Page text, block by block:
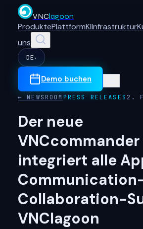
VNClagoon
ProduktePlattformKIInfrastruktur
uns
DE ▾
Demo buchen
← NEWSROOM PRESS RELEASES 2.
Der neue
VNCcommander
integriert alle
Collaboration-
VNClagoon